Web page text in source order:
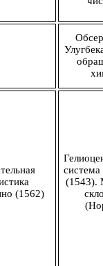
(1562)
(1543).